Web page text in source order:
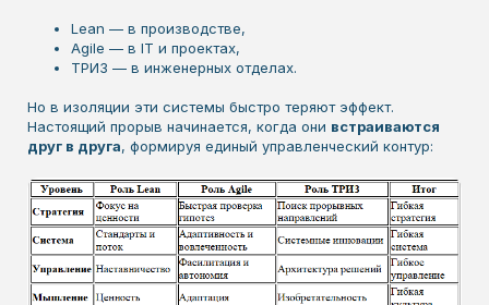
Lean — в производстве,
Agile — в IT и проектах,
ТРИЗ — в инженерных отделах.
Но в изоляции эти системы быстро теряют эффект.
Настоящий прорыв начинается, когда они встраиваются
друг в друга, формируя единый управленческий контур: